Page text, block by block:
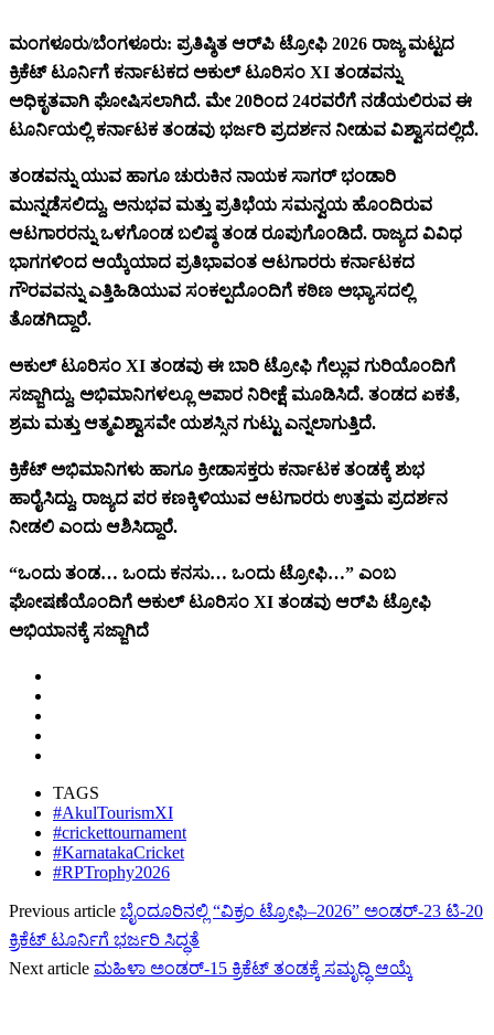
ಮಂಗಳೂರು/ಬೆಂಗಳೂರು: ಪ್ರತಿಷ್ಠಿತ ಆರ್‌ಪಿ ಟ್ರೋಫಿ 2026 ರಾಜ್ಯ ಮಟ್ಟದ
ಕ್ರಿಕೆಟ್ ಟೂರ್ನಿಗೆ ಕರ್ನಾಟಕದ ಅಕುಲ್ ಟೂರಿಸಂ XI ತಂಡವನ್ನು
ಅಧಿಕೃತವಾಗಿ ಘೋಷಿಸಲಾಗಿದೆ. ಮೇ 20ರಿಂದ 24ರವರೆಗೆ ನಡೆಯಲಿರುವ ಈ
ಟೂರ್ನಿಯಲ್ಲಿ ಕರ್ನಾಟಕ ತಂಡವು ಭರ್ಜರಿ ಪ್ರದರ್ಶನ ನೀಡುವ ವಿಶ್ವಾಸದಲ್ಲಿದೆ.
ತಂಡವನ್ನು ಯುವ ಹಾಗೂ ಚುರುಕಿನ ನಾಯಕ ಸಾಗರ್ ಭಂಡಾರಿ
ಮುನ್ನಡೆಸಲಿದ್ದು, ಅನುಭವ ಮತ್ತು ಪ್ರತಿಭೆಯ ಸಮನ್ವಯ ಹೊಂದಿರುವ
ಆಟಗಾರರನ್ನು ಒಳಗೊಂಡ ಬಲಿಷ್ಠ ತಂಡ ರೂಪುಗೊಂಡಿದೆ. ರಾಜ್ಯದ ವಿವಿಧ
ಭಾಗಗಳಿಂದ ಆಯ್ಕೆಯಾದ ಪ್ರತಿಭಾವಂತ ಆಟಗಾರರು ಕರ್ನಾಟಕದ
ಗೌರವವನ್ನು ಎತ್ತಿಹಿಡಿಯುವ ಸಂಕಲ್ಪದೊಂದಿಗೆ ಕಠಿಣ ಅಭ್ಯಾಸದಲ್ಲಿ
ತೊಡಗಿದ್ದಾರೆ.
ಅಕುಲ್ ಟೂರಿಸಂ XI ತಂಡವು ಈ ಬಾರಿ ಟ್ರೋಫಿ ಗೆಲ್ಲುವ ಗುರಿಯೊಂದಿಗೆ
ಸಜ್ಜಾಗಿದ್ದು, ಅಭಿಮಾನಿಗಳಲ್ಲೂ ಅಪಾರ ನಿರೀಕ್ಷೆ ಮೂಡಿಸಿದೆ. ತಂಡದ ಏಕತೆ,
ಶ್ರಮ ಮತ್ತು ಆತ್ಮವಿಶ್ವಾಸವೇ ಯಶಸ್ಸಿನ ಗುಟ್ಟು ಎನ್ನಲಾಗುತ್ತಿದೆ.
ಕ್ರಿಕೆಟ್ ಅಭಿಮಾನಿಗಳು ಹಾಗೂ ಕ್ರೀಡಾಸಕ್ತರು ಕರ್ನಾಟಕ ತಂಡಕ್ಕೆ ಶುಭ
ಹಾರೈಸಿದ್ದು, ರಾಜ್ಯದ ಪರ ಕಣಕ್ಕಿಳಿಯುವ ಆಟಗಾರರು ಉತ್ತಮ ಪ್ರದರ್ಶನ
ನೀಡಲಿ ಎಂದು ಆಶಿಸಿದ್ದಾರೆ.
“ಒಂದು ತಂಡ… ಒಂದು ಕನಸು… ಒಂದು ಟ್ರೋಫಿ…” ಎಂಬ
ಘೋಷಣೆಯೊಂದಿಗೆ ಅಕುಲ್ ಟೂರಿಸಂ XI ತಂಡವು ಆರ್‌ಪಿ ಟ್ರೋಫಿ
ಅಭಿಯಾನಕ್ಕೆ ಸಜ್ಜಾಗಿದೆ
TAGS
#AkulTourismXI
#crickettournament
#KarnatakaCricket
#RPTrophy2026
Previous article ಬೈಂದೂರಿನಲ್ಲಿ “ವಿಕ್ರಂ ಟ್ರೋಫಿ–2026” ಅಂಡರ್-23 ಟಿ-20
ಕ್ರಿಕೆಟ್ ಟೂರ್ನಿಗೆ ಭರ್ಜರಿ ಸಿದ್ಧತೆ
Next article ಮಹಿಳಾ ಅಂಡರ್-15 ಕ್ರಿಕೆಟ್ ತಂಡಕ್ಕೆ ಸಮೃದ್ಧಿ ಆಯ್ಕೆ